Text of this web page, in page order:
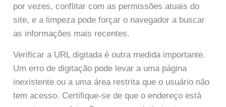
por vezes, conflitar com as permissões atuais do
site, e a limpeza pode forçar o navegador a buscar
as informações mais recentes.
Verificar a URL digitada é outra medida importante.
Um erro de digitação pode levar a uma página
inexistente ou a uma área restrita que o usuário não
tem acesso. Certifique-se de que o endereço está